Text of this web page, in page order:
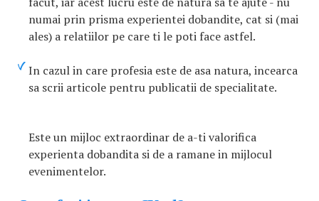
numai prin prisma experientei dobandite, cat si (mai
ales) a relatiilor pe care ti le poti face astfel.
In cazul in care profesia este de asa natura, incearca
sa scrii articole pentru publicatii de specialitate.
Este un mijloc extraordinar de a-ti valorifica
experienta dobandita si de a ramane in mijlocul
evenimentelor.